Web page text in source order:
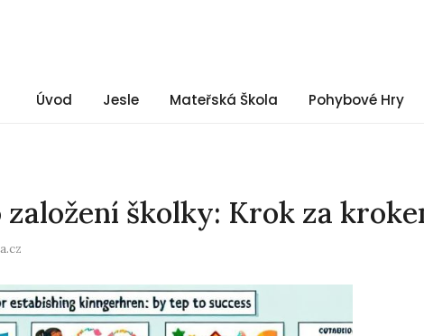
Úvod Jesle Mateřská Škola Pohybové Hry
školky: Krok za